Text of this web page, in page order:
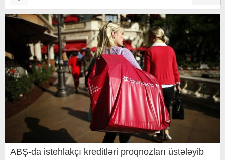
ABŞ-da istehlakçı kreditləri proqnozları üstələyib